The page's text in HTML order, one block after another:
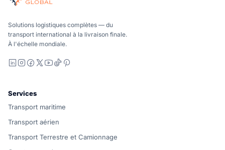
Océan, air et sol – comparés de manière neutre par
Solutions logistiques complètes — du
transport international à la livraison finale.
À l'échelle mondiale.
LinkedIn
Instagram
Facebook
X YouTube
TikTok
Services
Transport maritime
Transport aérien
Transport Terrestre et Camionnage